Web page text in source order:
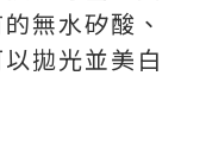
無水矽酸、
拋光並美白